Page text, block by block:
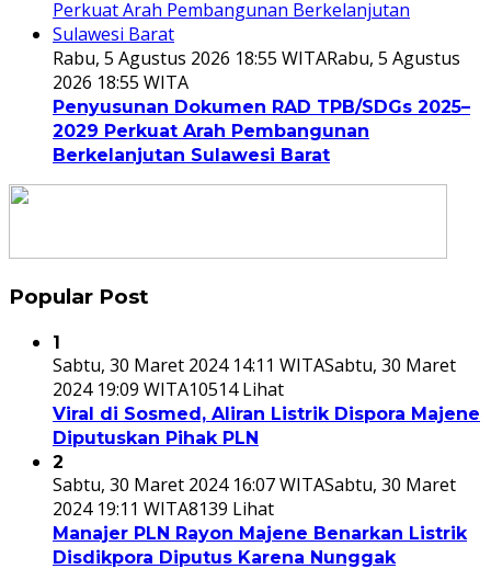
Rabu, 5 Agustus 2026 18:55 WITARabu, 5 Agustus
2026 18:55 WITA
Penyusunan Dokumen RAD TPB/SDGs 2025–
2029 Perkuat Arah Pembangunan
Berkelanjutan Sulawesi Barat
Popular Post
1
Sabtu, 30 Maret 2024 14:11 WITASabtu, 30 Maret
2024 19:09 WITA10514 Lihat
Viral di Sosmed, Aliran Listrik Dispora Majene
Diputuskan Pihak PLN
2
Sabtu, 30 Maret 2024 16:07 WITASabtu, 30 Maret
2024 19:11 WITA8139 Lihat
Manajer PLN Rayon Majene Benarkan Listrik
Disdikpora Diputus Karena Nunggak